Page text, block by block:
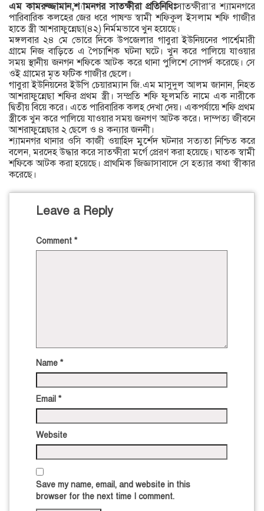
এম কামরুজ্জামান,শ্যামনগর সাতক্ষীরা প্রতিনিধিঃসাতক্ষীরা’র শ্যামনগরে
পারিবারিক কলহের জের ধরে পাষন্ড স্বামী শফিকুল ইসলাম শফি গাজীর
হাতে স্ত্রী আশরাফুন্নেছা(৪২) নির্মমভাবে খুন হয়েছে।
মঙ্গলবার ২৪ মে ভোরে দিকে উপজেলার গাবুরা ইউনিয়নের পার্শ্বেমারী
গ্রামে নিজ বাড়িতে এ পৈচাশিক ঘটনা ঘটে। খুন করে পালিয়ে যাওয়ার
সময় স্থানীয় জনগন শফিকে আটক করে থানা পুলিশে সোপর্দ করেছে। সে
ওই গ্রামের মৃত ফটিক গাজীর ছেলে।
গাবুরা ইউনিয়নের ইউপি চেয়ারম্যান জি.এম মাসুদুল আলম জানান, নিহত
আশরাফুন্নেছা শফির প্রথম স্ত্রী। সম্প্রতি শফি ফুলমতি নামে এক নারীকে
দ্বিতীয় বিয়ে করে। এতে পারিবারিক কলহ দেখা দেয়। একপর্যায়ে শফি প্রথম
স্ত্রীকে খুন করে পালিয়ে যাওয়ার সময় জনগণ আটক করে। দাম্পত্য জীবনে
আশরাফুন্নেছার ২ ছেলে ও ৪ কন্যার জননী।
শ্যামনগর থানার ওসি কাজী ওয়াহিদ মুর্শেদ ঘটনার সত্যতা নিশ্চিত করে
বলেন, মরদেহ উদ্ধার করে সাতক্ষীরা মর্গে প্রেরণ করা হয়েছে। ঘাতক স্বামী
শফিকে আটক করা হয়েছে। প্রাথমিক জিজ্ঞাসাবাদে সে হত্যার কথা স্বীকার
করেছে।
Leave a Reply
Comment *
Name *
Email *
Website
Save my name, email, and website in this
browser for the next time I comment.